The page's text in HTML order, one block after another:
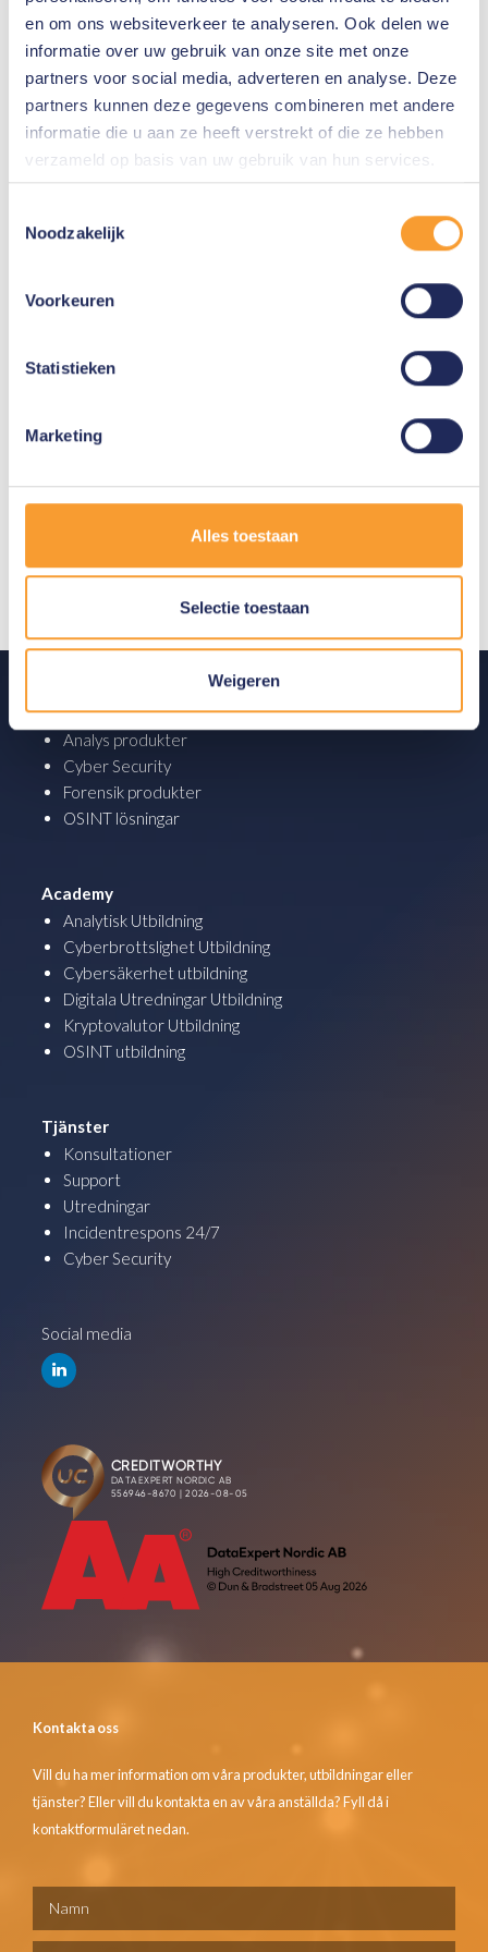
en om ons websiteverkeer te analyseren. Ook delen we
informatie over uw gebruik van onze site met onze
partners voor social media, adverteren en analyse. Deze
partners kunnen deze gegevens combineren met andere
informatie die u aan ze heeft verstrekt of die ze hebben
verzameld op basis van uw gebruik van hun services.
Noodzakelijk
Voorkeuren
Statistieken
Marketing
Alles toestaan
Selectie toestaan
Weigeren
Examination
Efter att utbildningen är slutförd, kan du göra en examination
för att få ditt certifikat som en Elastic Certified Engineer.
Studietid
Efter mottagandet av din registrering
inom två arbetsdagar.
Klicka här för information och våra
villkor för utbildning.
Produkter
Analys produkter
Cyber Security
Forensik produkter
OSINT lösningar
Academy
Analytisk Utbildning
Cyberbrottslighet Utbildning
Cybersäkerhet utbildning
Digitala Utredningar Utbildning
Kryptovalutor Utbildning
OSINT utbildning
Tjänster
Konsultationer
Support
Utredningar
Incidentrespons 24/7
Cyber Security
Social media
Kontakta oss
Vill du ha mer information om våra produkter, utbildningar eller
tjänster? Eller vill du kontakta en av våra anställda? Fyll då i
kontaktformuläret nedan.